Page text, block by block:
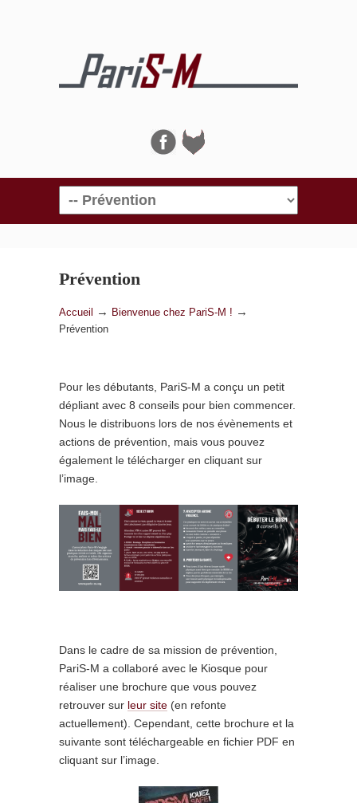
Navigation
Prévention
Accueil → Bienvenue chez PariS-M ! →
Prévention
Pour les débutants, PariS-M a conçu un petit
dépliant avec 8 conseils pour bien commencer.
Nous le distribuons lors de nos évènements et
actions de prévention, mais vous pouvez
également le télécharger en cliquant sur
l’image.
Dans le cadre de sa mission de prévention,
PariS-M a collaboré avec le Kiosque pour
réaliser une brochure que vous pouvez
retrouver sur leur site (en refonte
actuellement). Cependant, cette brochure et la
suivante sont téléchargeable en fichier PDF en
cliquant sur l’image.